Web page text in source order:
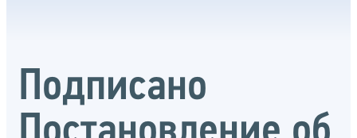
Подписано